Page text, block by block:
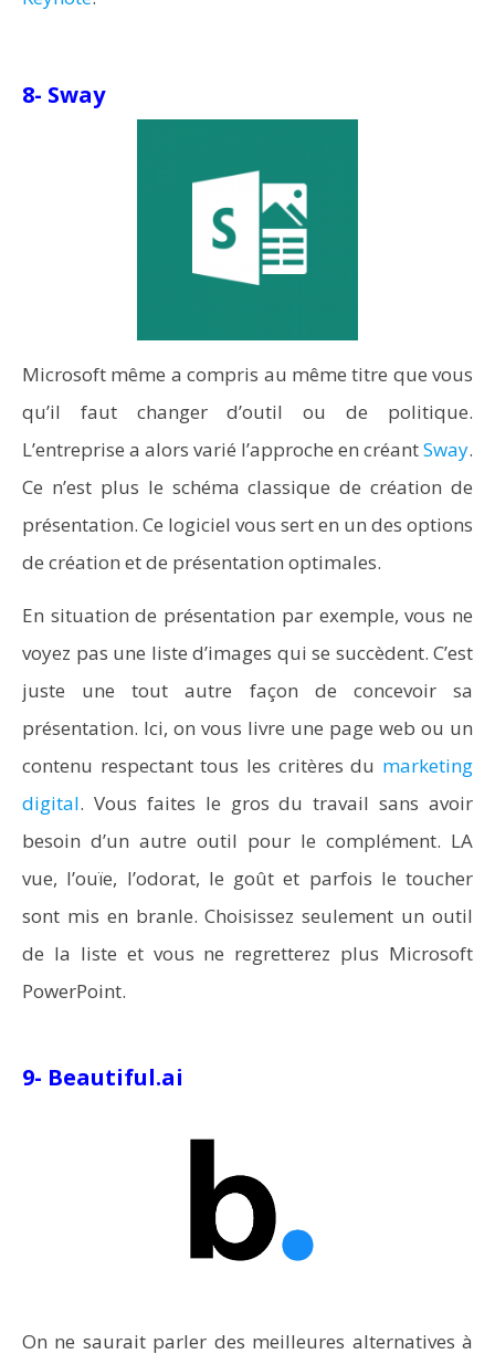
8- Sway
Microsoft même a compris au même titre que vous
qu’il faut changer d’outil ou de politique.
L’entreprise a alors varié l’approche en créantSway.
Ce n’est plus le schéma classique de création de
présentation. Ce logiciel vous sert en un des options
de création et de présentation optimales.
En situation de présentation par exemple, vous ne
voyez pas une liste d’images qui se succèdent. C’est
juste une tout autre façon de concevoir sa
présentation. Ici, on vous livre une page web ou un
contenu respectant tous les critères du marketing
digital. Vous faites le gros du travail sans avoir
besoin d’un autre outil pour le complément. LA
vue, l’ouïe, l’odorat, le goût et parfois le toucher
sont mis en branle. Choisissez seulement un outil
de la liste et vous ne regretterez plus Microsoft
PowerPoint.
9- Beautiful.ai
On ne saurait parler des meilleures alternatives à